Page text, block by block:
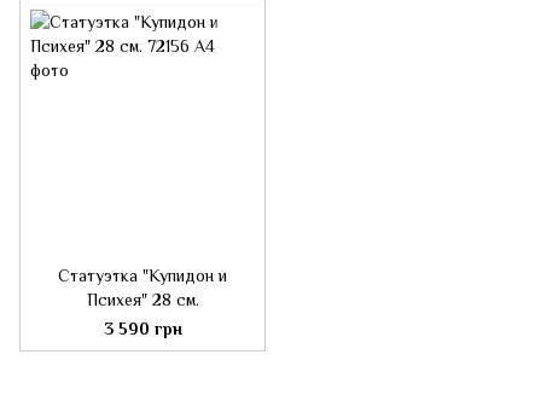
Статуэтка "Купидон и
Психея" 28 см.
3 590 грн